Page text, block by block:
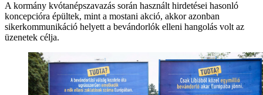
A kormány kvótanépszavazás során használt hirdetései hasonló
koncepcióra épültek, mint a mostani akció, akkor azonban
sikerkommunikáció helyett a bevándorlók elleni hangolás volt az
üzenetek célja.